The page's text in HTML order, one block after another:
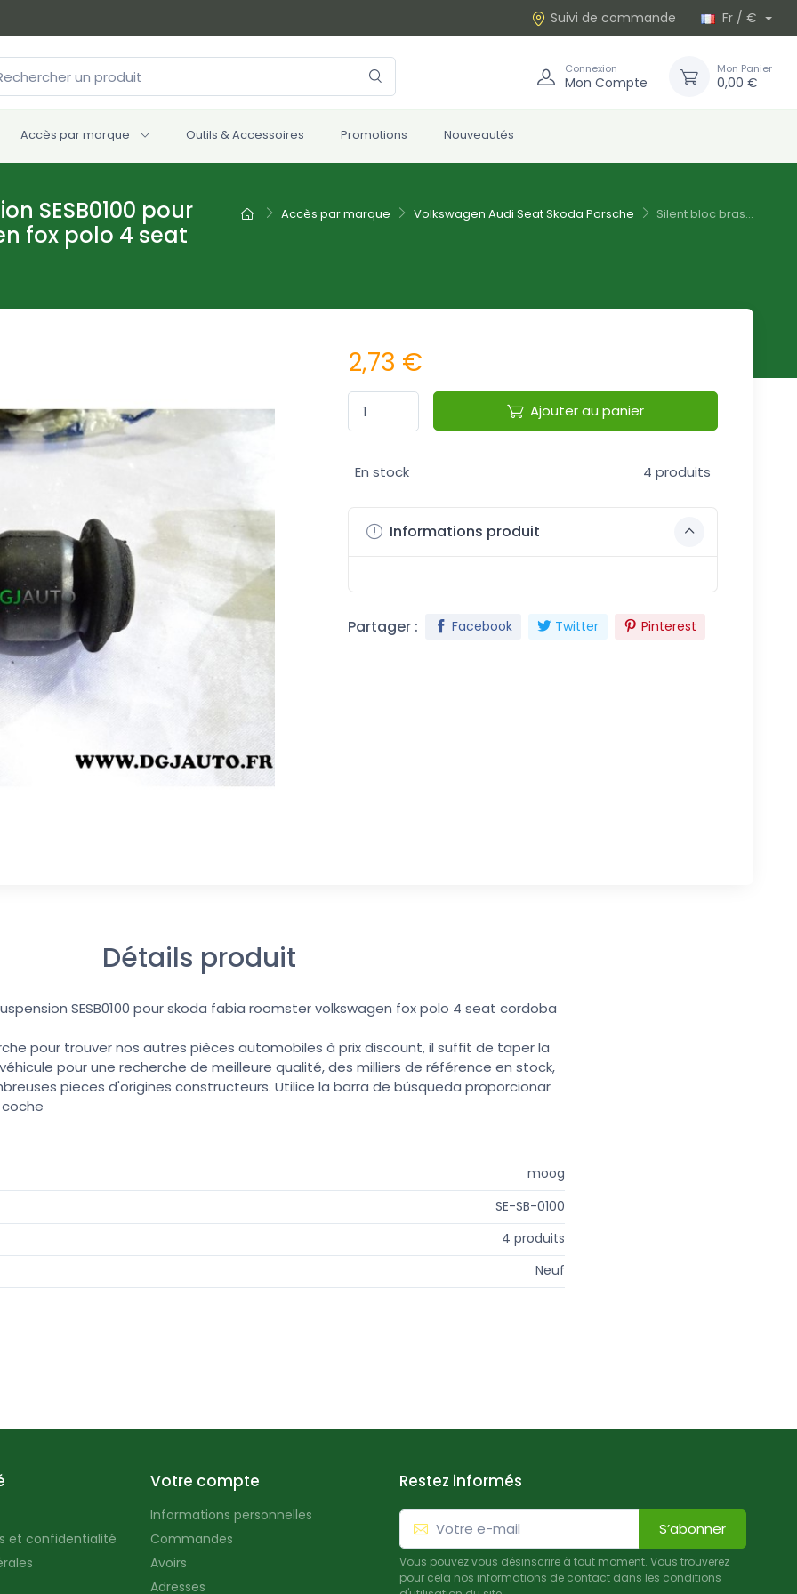
Suivi de commande Fr / €
Connexion
Mon Compte
Mon Panier
0,00 €
Accès par marque Outils & Accessoires Promotions Nouveautés
Accès par marque Volkswagen Audi Seat Skoda Porsche Silent bloc bras...
SESB0100 pour
fox polo 4 seat
2,73 €
Ajouter au panier
En stock 4 produits
Informations produit
Partager : Facebook Twitter Pinterest
Détails produit
SESB0100 pour skoda fabia roomster volkswagen fox polo 4 seat cordoba
pour trouver nos autres pièces automobiles à prix discount, il suffit de taper la
pour une recherche de meilleure qualité, des milliers de référence en stock,
pieces d'origines constructeurs. Utilice la barra de búsqueda proporcionar
moog
SE-SB-0100
4 produits
Neuf
et confidentialité
Votre compte
Informations personnelles
Commandes
Avoirs
Adresses
Restez informés
S’abonner
Vous pouvez vous désinscrire à tout moment. Vous trouverez
pour cela nos informations de contact dans les conditions